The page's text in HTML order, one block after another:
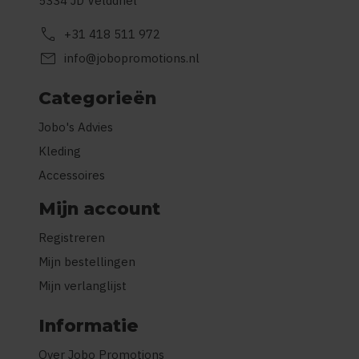
call +31 418 511 972
mail info@jobopromotions.nl
Categorieën
Jobo's Advies
Kleding
Accessoires
Mijn account
Registreren
Mijn bestellingen
Mijn verlanglijst
Informatie
Over Jobo Promotions